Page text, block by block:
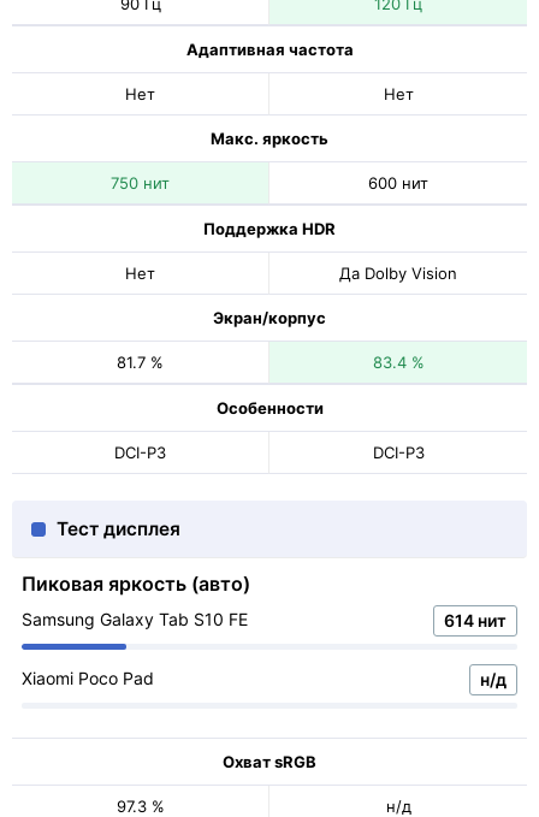
Адаптивная частота
Нет Нет
Макс. яркость
750 нит 600 нит
Поддержка HDR
Нет Да Dolby Vision
Экран/корпус
81.7 % 83.4 %
Особенности
DCI-P3 DCI-P3
Тест дисплея
Пиковая яркость (авто)
Samsung Galaxy Tab S10 FE 614 нит
Xiaomi Poco Pad н/д
Охват sRGB
97.3 % н/д